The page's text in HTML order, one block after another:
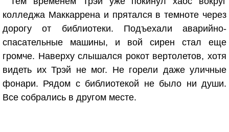
колледжа Маккаррена и прятался в темноте через
дорогу от библиотеки. Подъехали аварийно-
спасательные машины, и вой сирен стал еще
громче. Наверху слышался рокот вертолетов, хотя
видеть их Трэй не мог. Не горели даже уличные
фонари. Рядом с библиотекой не было ни души.
Все собрались в другом месте.